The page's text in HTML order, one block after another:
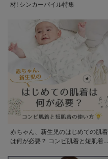
材! シンカーパイル特集
赤ちゃん、新生児のはじめての肌着
は何が必要？ コンビ肌着と短肌着